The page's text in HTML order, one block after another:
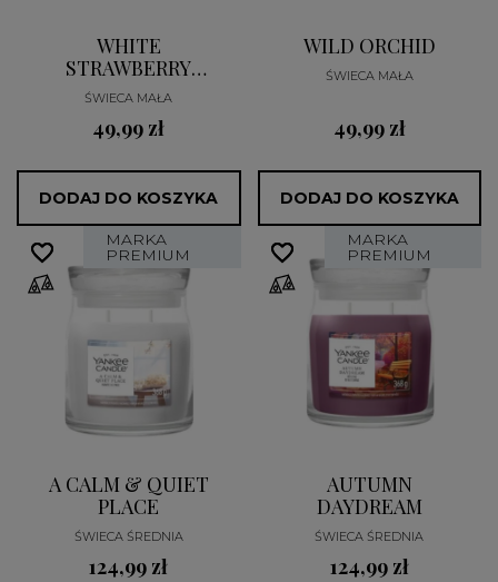
WHITE
STRAWBERRY
BELLINI
ŚWIECA MAŁA
49,99 zł
DODAJ DO KOSZYKA
WILD ORCHID
ŚWIECA MAŁA
49,99 zł
DODAJ DO KOSZYKA
MARKA
PREMIUM
A CALM & QUIET
PLACE
ŚWIECA ŚREDNIA
124,99 zł
favorite_border
favorite_border MARKA
PREMIUM
AUTUMN
DAYDREAM
ŚWIECA ŚREDNIA
124,99 zł
favorite_border
favorite_border